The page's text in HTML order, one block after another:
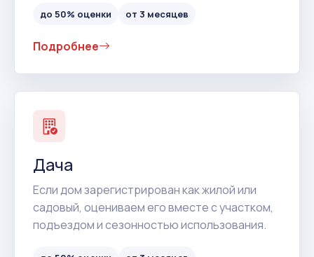
до 50% оценки от 3 месяцев
Подробнее
Дача
Если дом зарегистрирован как жилой или
садовый, оцениваем его вместе с участком,
подъездом и сезонностью использования.